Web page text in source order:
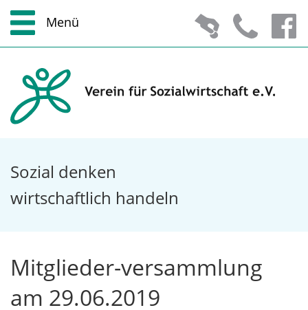
Zum Hauptmenü
Zur Suche
Zum Inhalt
Zu den Service-Informationen
Sozial denken
wirtschaftlich handeln
Menü
Mitglieder-versammlung
am 29.06.2019